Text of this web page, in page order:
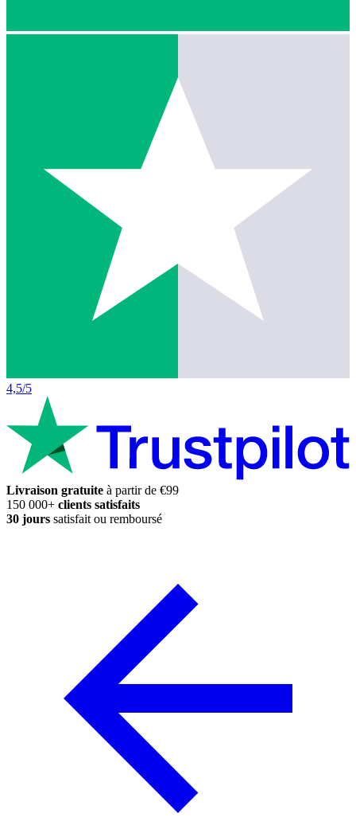
4,5/5
Livraison gratuite à partir de €99
150 000+ clients satisfaits
30 jours satisfait ou remboursé